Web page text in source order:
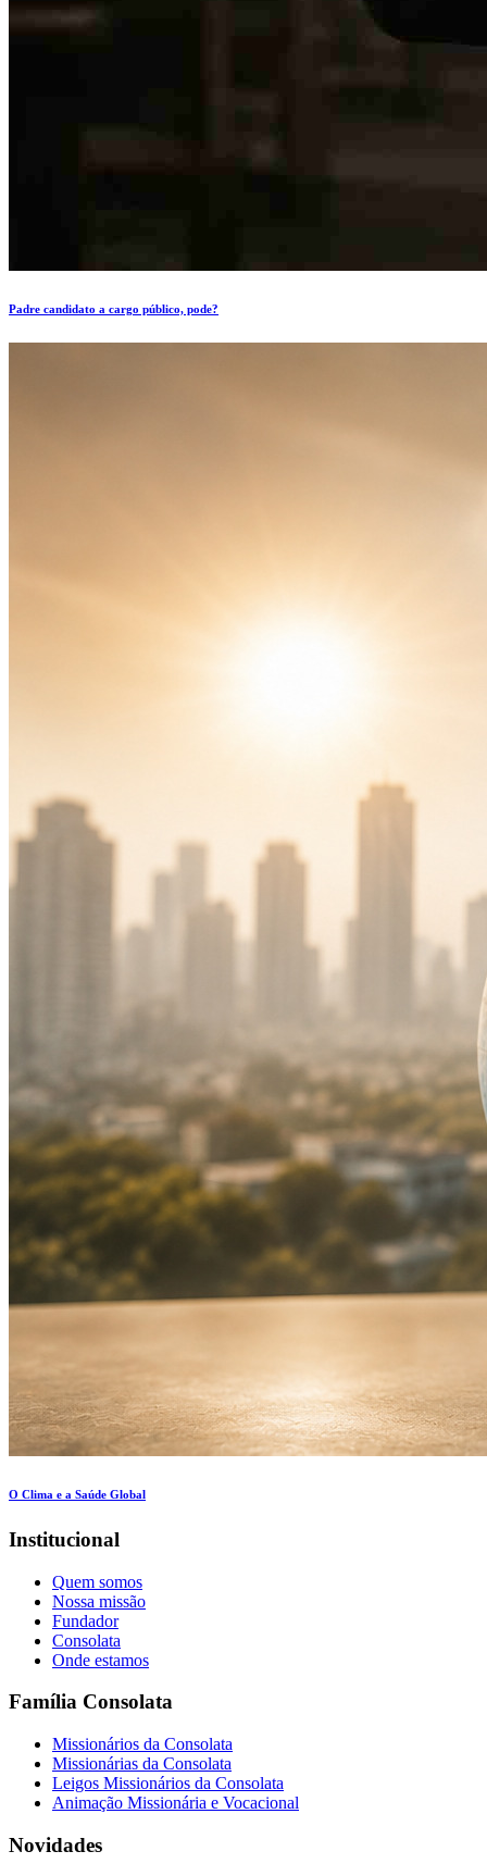
Padre candidato a cargo público, pode?
O Clima e a Saúde Global
Institucional
Quem somos
Nossa missão
Fundador
Consolata
Onde estamos
Família Consolata
Missionários da Consolata
Missionárias da Consolata
Leigos Missionários da Consolata
Animação Missionária e Vocacional
Novidades